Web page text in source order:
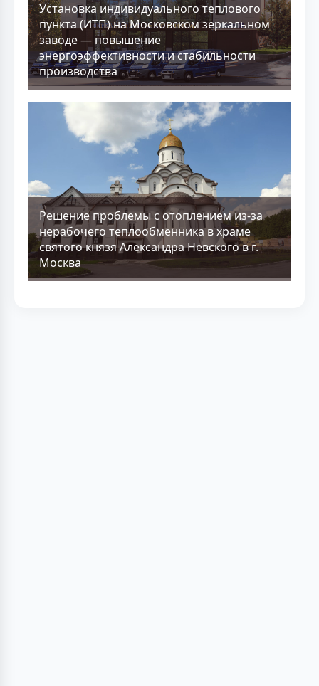
Установка индивидуального теплового
пункта (ИТП) на Московском зеркальном
заводе — повышение
энергоэффективности и стабильности
производства
Решение проблемы с отоплением из-за
нерабочего теплообменника в храме
святого князя Александра Невского в г.
Москва